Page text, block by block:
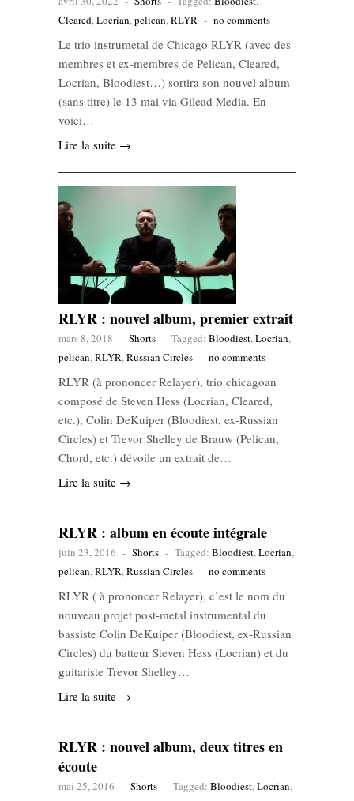
Cleared,Locrian,pelican,RLYR - no comments
Le trio instrumetal de Chicago RLYR (avec des
membres et ex-membres de Pelican, Cleared,
Locrian, Bloodiest…) sortira son nouvel album
(sans titre) le 13 mai via Gilead Media. En
voici…
Lire la suite →
RLYR : nouvel album, premier extrait
mars 8, 2018 - Shorts - Tagged: Bloodiest,Locrian,
pelican,RLYR,Russian Circles - no comments
RLYR (à prononcer Relayer), trio chicagoan
composé de Steven Hess (Locrian, Cleared,
etc.), Colin DeKuiper (Bloodiest, ex-Russian
Circles) et Trevor Shelley de Brauw (Pelican,
Chord, etc.) dévoile un extrait de…
Lire la suite →
RLYR : album en écoute intégrale
juin 23, 2016 - Shorts - Tagged: Bloodiest,Locrian,
pelican,RLYR,Russian Circles - no comments
RLYR ( à prononcer Relayer), c’est le nom du
nouveau projet post-metal instrumental du
bassiste Colin DeKuiper (Bloodiest, ex-Russian
Circles) du batteur Steven Hess (Locrian) et du
guitariste Trevor Shelley…
Lire la suite →
RLYR : nouvel album, deux titres en
écoute
mai 25, 2016 - Shorts - Tagged: Bloodiest,Locrian,